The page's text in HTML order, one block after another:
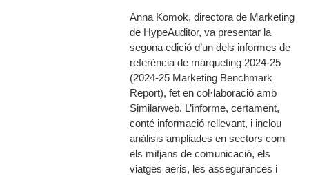
Anna Komok, directora de Marketing
de HypeAuditor, va presentar la
segona edició d’un dels informes de
referència de màrqueting 2024-25
(2024-25 Marketing Benchmark
Report), fet en col·laboració amb
Similarweb. L’informe, certament,
conté informació rellevant, i inclou
anàlisis ampliades en sectors com
els mitjans de comunicació, els
viatges aeris, les assegurances i